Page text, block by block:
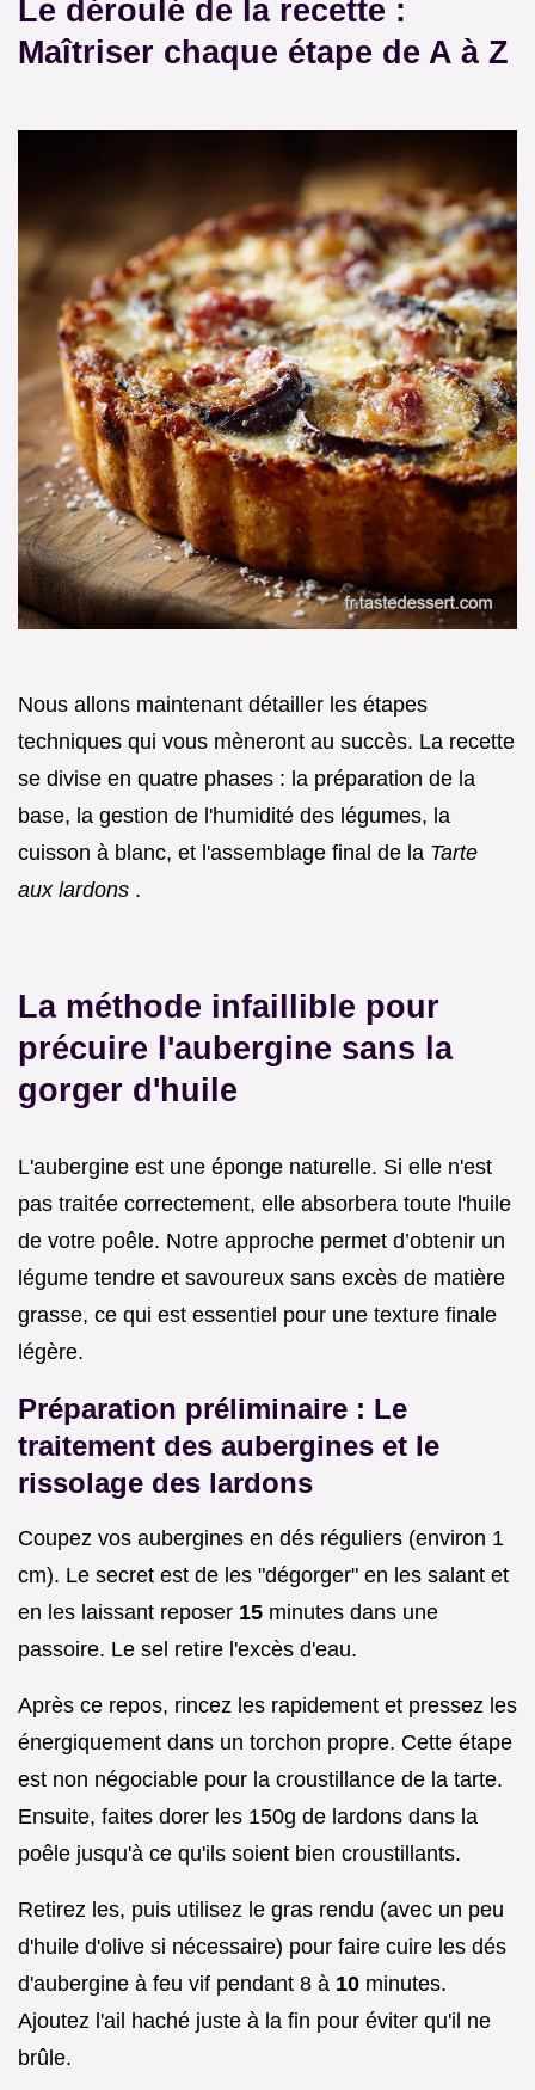
Le déroulé de la recette :
Maîtriser chaque étape de A à Z
Nous allons maintenant détailler les étapes
techniques qui vous mèneront au succès. La recette
se divise en quatre phases : la préparation de la
base, la gestion de l'humidité des légumes, la
cuisson à blanc, et l'assemblage final de la Tarte
aux lardons .
La méthode infaillible pour
précuire l'aubergine sans la
gorger d'huile
L'aubergine est une éponge naturelle. Si elle n'est
pas traitée correctement, elle absorbera toute l'huile
de votre poêle. Notre approche permet d’obtenir un
légume tendre et savoureux sans excès de matière
grasse, ce qui est essentiel pour une texture finale
légère.
Préparation préliminaire : Le
traitement des aubergines et le
rissolage des lardons
Coupez vos aubergines en dés réguliers (environ 1
cm). Le secret est de les "dégorger" en les salant et
en les laissant reposer 15 minutes dans une
passoire. Le sel retire l'excès d'eau.
Après ce repos, rincez les rapidement et pressez les
énergiquement dans un torchon propre. Cette étape
est non négociable pour la croustillance de la tarte.
Ensuite, faites dorer les 150g de lardons dans la
poêle jusqu'à ce qu'ils soient bien croustillants.
Retirez les, puis utilisez le gras rendu (avec un peu
d'huile d'olive si nécessaire) pour faire cuire les dés
d'aubergine à feu vif pendant 8 à 10 minutes.
Ajoutez l'ail haché juste à la fin pour éviter qu'il ne
brûle.